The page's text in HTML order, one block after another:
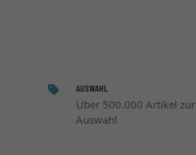
AUSWAHL
Über 500.000 Artikel zur
Auswahl